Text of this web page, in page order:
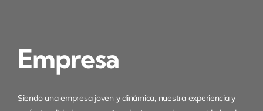
Quienes somos
Servicios
Empresa
Siendo una empresa joven y dinámica, nuestra experiencia y